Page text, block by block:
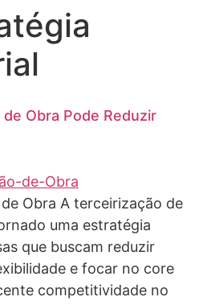
Obra Pode Reduzir
Obra A terceirização de
uma estratégia
que buscam reduzir
e focar no core
competitividade no